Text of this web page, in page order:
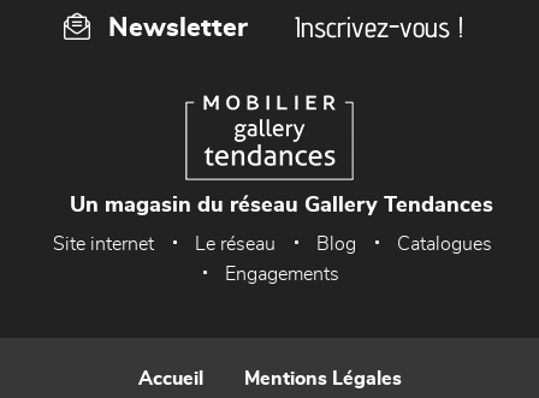
Newsletter Inscrivez-vous !
Un magasin du réseau Gallery Tendances
Site internet Le réseau Blog
Catalogues
Engagements
Accueil Mentions Légales